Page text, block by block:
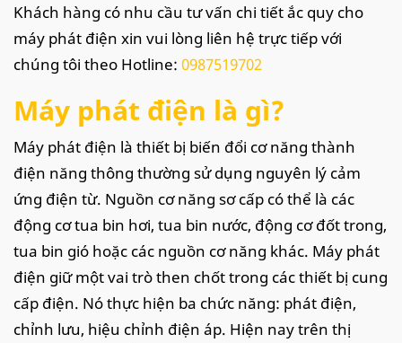
Khách hàng có nhu cầu tư vấn chi tiết ắc quy cho
máy phát điện xin vui lòng liên hệ trực tiếp với
chúng tôi theo Hotline: 0987519702
Máy phát điện là gì?
Máy phát điện là thiết bị biến đổi cơ năng thành
điện năng thông thường sử dụng nguyên lý cảm
ứng điện từ. Nguồn cơ năng sơ cấp có thể là các
động cơ tua bin hơi, tua bin nước, động cơ đốt trong,
tua bin gió hoặc các nguồn cơ năng khác. Máy phát
điện giữ một vai trò then chốt trong các thiết bị cung
cấp điện. Nó thực hiện ba chức năng: phát điện,
chỉnh lưu, hiệu chỉnh điện áp. Hiện nay trên thị